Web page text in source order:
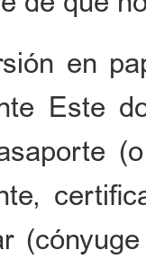
en
Este